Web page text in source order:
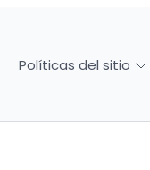
Políticas del sitio